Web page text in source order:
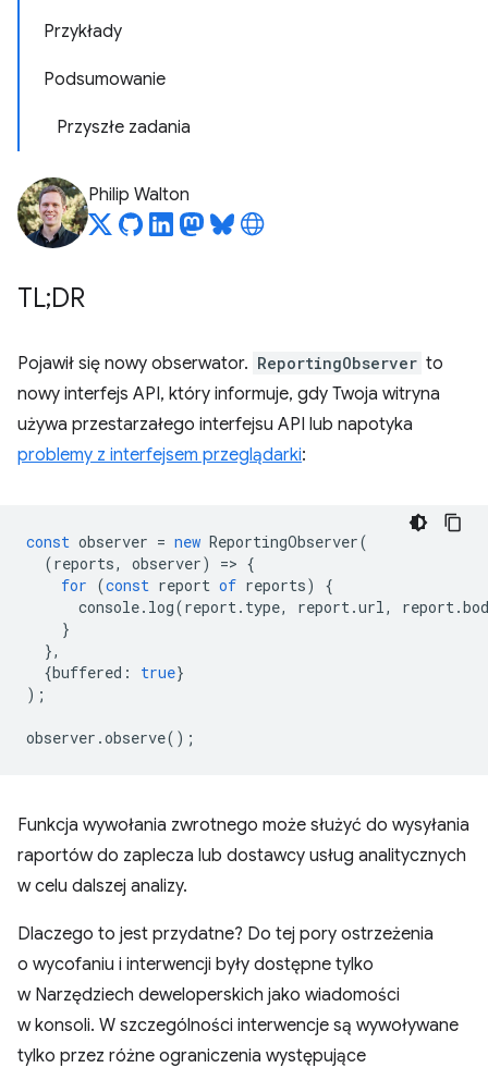
Przykłady
Podsumowanie
Przyszłe zadania
Philip Walton
TL;DR
Pojawił się nowy obserwator. ReportingObserver to
nowy interfejs API, który informuje, gdy Twoja witryna
używa przestarzałego interfejsu API lub napotyka
problemy z interfejsem przeglądarki:
const observer = new ReportingObserver(
(reports, observer) => {
for (const report of reports)
{
console. log(report. type, report.url, report.
}
},
{buffered : true}
);
observer .observe();
Funkcja wywołania zwrotnego może służyć do wysyłania
raportów do zaplecza lub dostawcy usług analitycznych
w celu dalszej analizy.
Dlaczego to jest przydatne? Do tej pory ostrzeżenia
o wycofaniu i interwencji były dostępne tylko
w Narzędziech deweloperskich jako wiadomości
w konsoli. W szczególności interwencje są wywoływane
tylko przez różne ograniczenia występujące